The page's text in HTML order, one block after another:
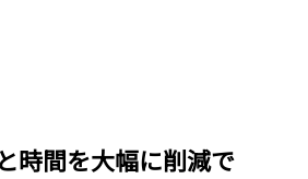
時間を大幅に削減で